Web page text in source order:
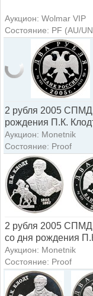
Аукцион: Wolmar VIP
Состояние: PF (AU/
2 рубля 2005 СПМД
рождения П.К.
Аукцион: Monetnik
Состояние: Proof
2 рубля 2005 СПМД
со дня рождения
Аукцион: Monetnik
Состояние: Proof